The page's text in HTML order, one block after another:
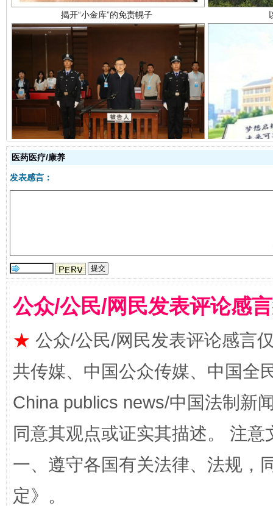
受贿1.44亿！段成刚被判无期 从幼
全民健身五年计划来了！等你上场
医药医疗/康养
发表感言：
公众/公民/网民发表评论感
★ 公众/公民/网民发表评论感言
共传媒、中国公众传媒、中国全
China publics news/中国法制新
同意其观点或证实其描述。 注
一、遵守各国有关法律、法规，
定》。